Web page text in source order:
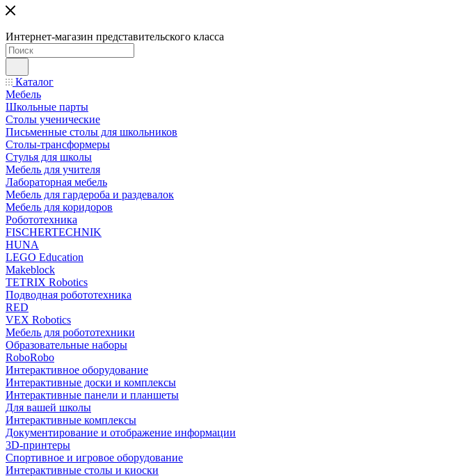
Интернет-магазин представительского класса
Каталог
Мебель
Школьные парты
Столы ученические
Письменные столы для школьников
Столы-трансформеры
Стулья для школы
Мебель для учителя
Лабораторная мебель
Мебель для гардероба и раздевалок
Мебель для коридоров
Робототехника
FISCHERTECHNIK
HUNA
LEGO Education
Makeblock
TETRIX Robotics
Подводная робототехника
RED
VEX Robotics
Мебель для робототехники
Образовательные наборы
RoboRobo
Интерактивное оборудование
Интерактивные доски и комплексы
Интерактивные панели и планшеты
Для вашей школы
Интерактивные комплексы
Документирование и отображение информации
3D-принтеры
Спортивное и игровое оборудование
Интерактивные столы и киоски